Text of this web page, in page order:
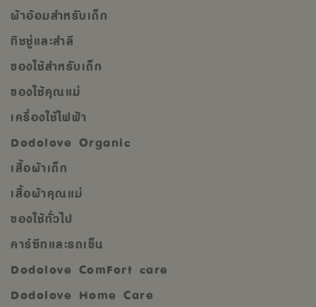
ผ้าอ้อมสำหรับเด็ก
ทิชชู่และสำลี
ของใช้สำหรับเด็ก
ของใช้คุณแม่
เครื่องใช้ไฟฟ้า
Dodolove Organic
เสื้อผ้าเด็ก
เสื้อผ้าคุณแม่
ของใช้ทั่วไป
คาร์ซีทและรถเข็น
Dodolove ComFort care
Dodolove Home Care